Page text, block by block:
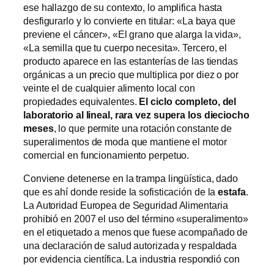
ese hallazgo de su contexto, lo amplifica hasta
desfigurarlo y lo convierte en titular: «La baya que
previene el cáncer», «El grano que alarga la vida»,
«La semilla que tu cuerpo necesita». Tercero, el
producto aparece en las estanterías de las tiendas
orgánicas a un precio que multiplica por diez o por
veinte el de cualquier alimento local con
propiedades equivalentes. El ciclo completo, del
laboratorio al lineal, rara vez supera los dieciocho
meses, lo que permite una rotación constante de
superalimentos de moda que mantiene el motor
comercial en funcionamiento perpetuo.
Conviene detenerse en la trampa lingüística, dado
que es ahí donde reside la sofisticación de laestafa.
La Autoridad Europea de Seguridad Alimentaria
prohibió en 2007 el uso del término «superalimento»
en el etiquetado a menos que fuese acompañado de
una declaración de salud autorizada y respaldada
por evidencia científica. La industria respondió con